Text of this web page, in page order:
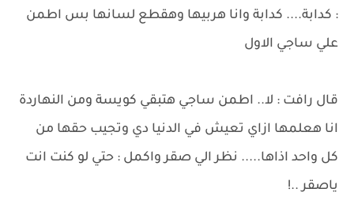
: كدابة.... كدابة وانا هربيها وهقطع لسانها بس اطمن
علي ساجي الاول
قال رافت : لا.. اطمن ساجي هتبقي كويسة ومن النهاردة
انا هعلمها ازاي تعيش في الدنيا دي وتجيب حقها من
كل واحد اذاها..... نظر الي صقر واكمل : حتي لو كنت انت
ياصقر ..!